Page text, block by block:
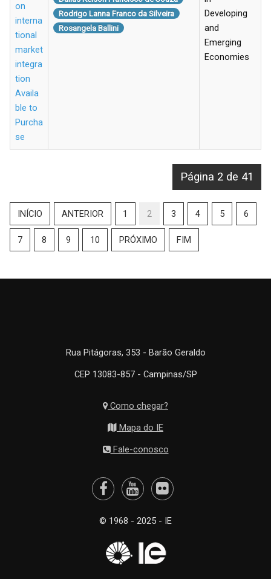
on
interna
tional
market
integra
tion
Availa
ble to
Purcha
se
Rodrigo Lanna Franco da Silveira
Rosangela Ballini
Developing
and
Emerging
Economies
Página 2 de 41
INÍCIO ANTERIOR 1 2 3 4 5 6
7 8 9 10 PRÓXIMO FIM
Rua Pitágoras, 353 - Barão Geraldo
CEP 13083-857 - Campinas/SP
Como chegar?
Mapa do IE
Fale-conosco
© 1968 - 2025 - IE